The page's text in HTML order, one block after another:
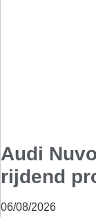
Audi
rijdend
06/08/2026